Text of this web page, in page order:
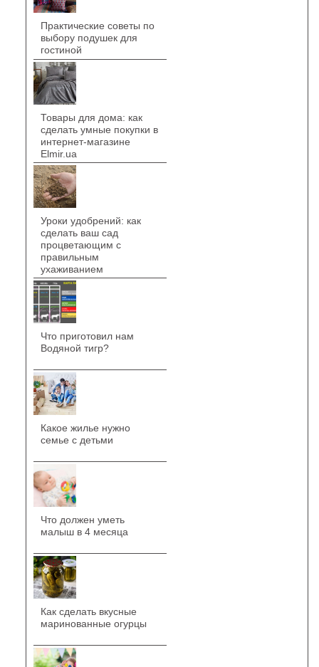
Практические советы по
выбору подушек для
гостиной
Товары для дома: как
сделать умные покупки в
интернет-магазине
Elmir.ua
Уроки удобрений: как
сделать ваш сад
процветающим с
правильным
ухаживанием
Что приготовил нам
Водяной тигр?
Какое жилье нужно
семье с детьми
Что должен уметь
малыш в 4 месяца
Как сделать вкусные
маринованные огурцы